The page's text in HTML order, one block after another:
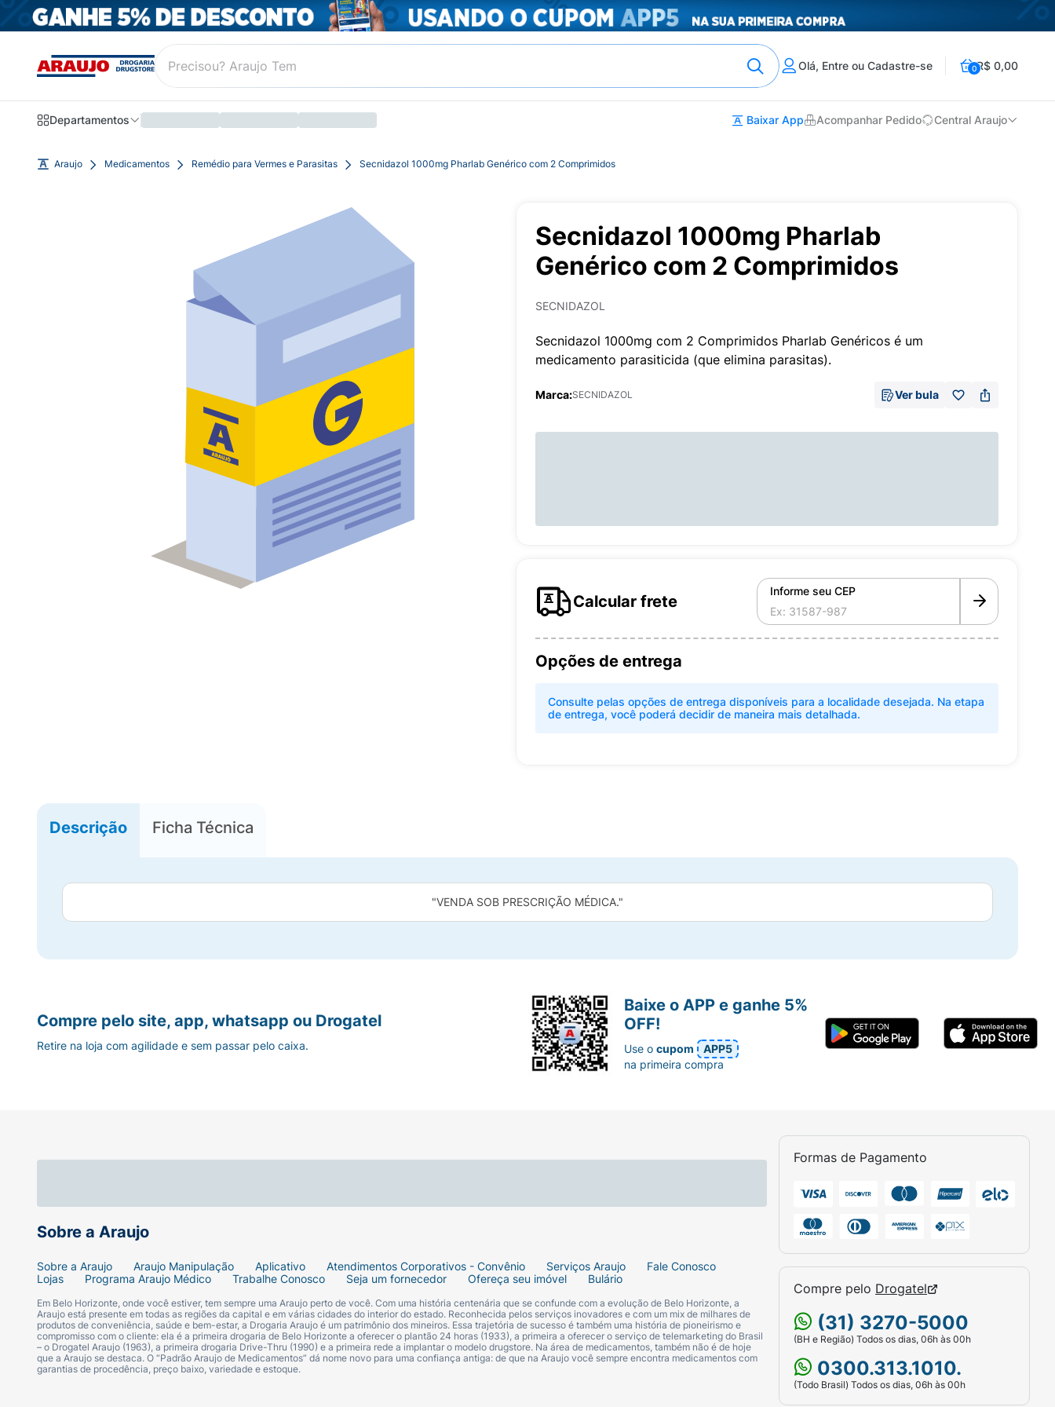
Olá, Entre ou Cadastre-se 0R$ 0,00
Departamentos Baixar App Acompanhar Pedido Central Araujo
Araujo Medicamentos Remédio para Vermes e Parasitas Secnidazol 1000mg Pharlab Genérico com 2 Comprimidos
Secnidazol 1000mg Pharlab
Genérico com 2 Comprimidos
SECNIDAZOL
Secnidazol 1000mg com 2 Comprimidos Pharlab Genéricos é um
medicamento parasiticida (que elimina parasitas).
Marca:SECNIDAZOL Ver bula
Calcular frete
Informe seu CEP
Opções de entrega
Consulte pelas opções de entrega disponíveis para a localidade desejada. Na etapa
de entrega, você poderá decidir de maneira mais detalhada.
Descrição Ficha Técnica
"VENDA SOB PRESCRIÇÃO MÉDICA."
Sobre a Araujo
Sobre a Araujo Araujo Manipulação Aplicativo Atendimentos Corporativos - Convênio Serviços Araujo
Fale Conosco
Lojas
Programa Araujo Médico Trabalhe Conosco Seja um fornecedor Ofereça seu imóvel Bulário
Em Belo Horizonte, onde você estiver, tem sempre uma Araujo perto de você. Com uma história centenária que se confunde com a evolução de Belo Horizonte, a
Araujo está presente em todas as regiões da capital e em várias cidades do interior do estado. Reconhecida pelos serviços inovadores e com um mix de milhares de
produtos de conveniência, saúde e bem-estar, a Drogaria Araujo é um patrimônio dos mineiros. Essa trajetória de sucesso é também uma história de pioneirismo e
compromisso com o cliente: ela é a primeira drogaria de Belo Horizonte a oferecer o plantão 24 horas (1933), a primeira a oferecer o serviço de telemarketing do Brasil
– o Drogatel Araujo (1963), a primeira drogaria Drive-Thru (1990) e a primeira rede a implantar o modelo drugstore. Na área de medicamentos, também não é de hoje
que a Araujo se destaca. O “Padrão Araujo de Medicamentos” dá nome novo para uma confiança antiga: de que na Araujo você sempre encontra medicamentos com
garantias de procedência, preço baixo, variedade e estoque.
Formas de Pagamento
Compre pelo Drogatel
(31) 3270-5000
(BH e Região) Todos os dias, 06h às 00h
0300.313.1010.
(Todo Brasil) Todos os dias, 06h às 00h
Compre pelo site, app, whatsapp ou Drogatel
Retire na loja com agilidade e sem passar pelo caixa.
Baixe o APP e ganhe 5%
OFF!
Use ocupom
APP5
na primeira compra